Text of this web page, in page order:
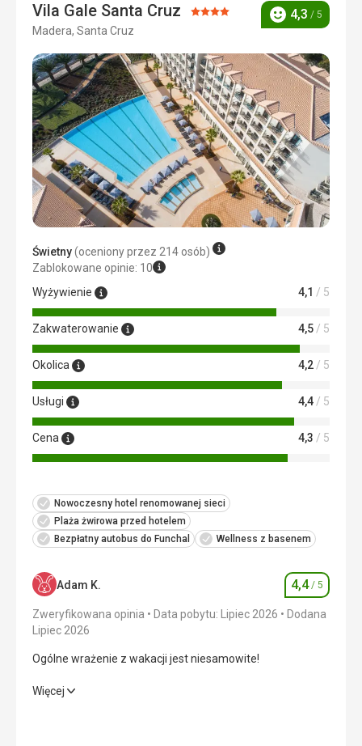
Vila Gale Santa Cruz Ocena:
Madera, Santa Cruz
Ocena
4,3 / 5
Świetny(oceniony przez 214 osób)
Zablokowane opinie: 10
Wyżywienie
4,1 / 5
Zakwaterowanie 4,5 / 5
Okolica 4,2 / 5
Usługi 4,4 / 5
Cena 4,3 / 5
Nowoczesny hotel renomowanej sieci
Plaża żwirowa przed hotelem
Bezpłatny autobus do Funchal
Wellness z basenem
Adam K. Ocena
4,4/ 5
Zweryfikowana opinia Data pobytu: Lipiec 2026
Dodana
Lipiec 2026
Ogólne wrażenie z wakacji jest niesamowite!
Ogólne wrażenie z wakacji jest niesamowite!
Więcej